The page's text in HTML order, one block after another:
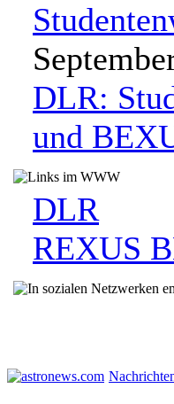
DLR:
und
DLR
REXUS